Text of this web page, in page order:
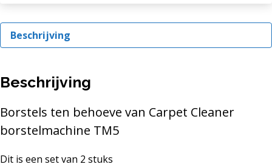
Beschrijving
Beschrijving
Borstels ten behoeve van Carpet Cleaner
borstelmachine TM5
Dit is een set van 2 stuks